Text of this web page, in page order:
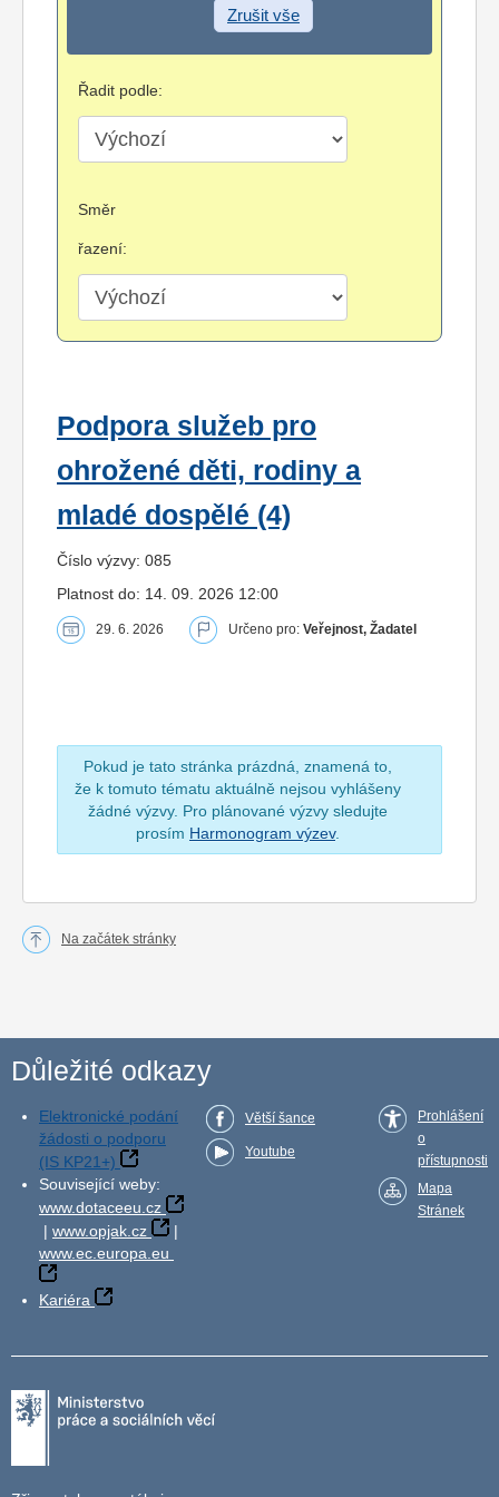
Zrušit vše
Řadit podle:
Směr
řazení:
Podpora služeb pro
ohrožené děti, rodiny a
mladé dospělé (4)
Číslo výzvy: 085
Platnost do: 14. 09. 2026 12:00
29. 6. 2026 Určeno pro: Veřejnost, Žadatel
Pokud je tato stránka prázdná, znamená to,
že k tomuto tématu aktuálně nejsou vyhlášeny
žádné výzvy. Pro plánované výzvy sledujte
prosím Harmonogram výzev.
Na začátek stránky
Důležité odkazy
Elektronické podání
žádosti o podporu
(IS KP21+)
Související weby:
www.dotaceeu.cz
| www.opjak.cz
|
www.ec.europa.eu
Kariéra
Větší šance
Youtube
Prohlášení
o
přístupnosti
Mapa
Stránek